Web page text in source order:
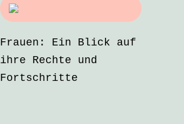
Frauen: Ein Blick auf
ihre Rechte und
Fortschritte